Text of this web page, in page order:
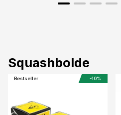
Squashbolde
Bestseller -10%